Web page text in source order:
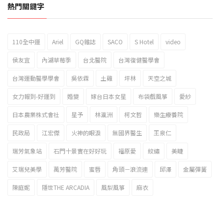
2023新北市北海岸國際風箏節「風在石起」霸氣回歸
熱門關鍵字
110全中運 Ariel GQ雜誌 SACO S Hotel video
侯友宜 內湖草莓季 台北醫院 台灣復健醫學會
台灣運動醫學學會 吳依霖 土雞 坪林 天空之城
女力報到-好運到 婚變 嫁台日本女星 布袋戲風箏 愛紗
日本農業株式會社 星予 林瀛洲 柯文哲 樂生療養院
民政局 江宏傑 火神的眼淚 無國界醫生 王泉仁
瑞芳氣象站 石門十景實在好好玩 福原愛 紋繡 美睫
艾瑞兒美學 萬芳醫院 蜜唇 角頭－浪流連 邱澤 金屬彈簧
陳庭妮 隱世THE ARCADIA 風梨風箏 麻衣